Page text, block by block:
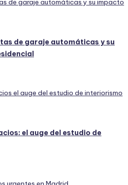
de garaje automáticas y su
el auge del estudio de